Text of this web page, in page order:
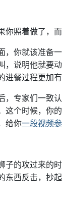
你照着做了，
，你就该准备
，说明他就要
进餐过程更加有
，专家们一致
这个时候，你
给你一段视频
子的攻过来的
东西反击，抄